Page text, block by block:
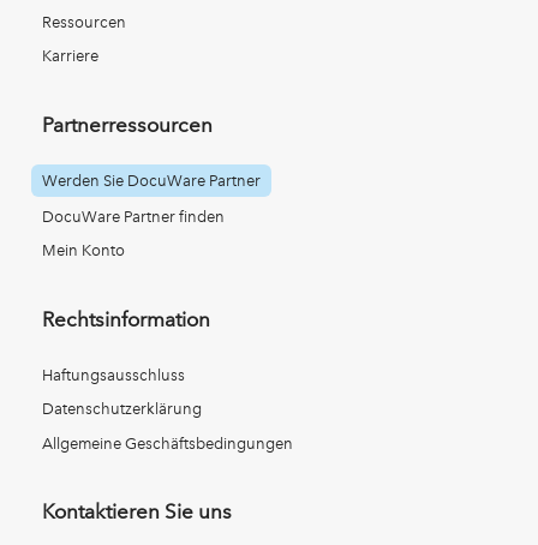
Ressourcen
Karriere
Partnerressourcen
Werden Sie DocuWare Partner
DocuWare Partner finden
Mein Konto
Rechtsinformation
Haftungsausschluss
Datenschutzerklärung
Allgemeine Geschäftsbedingungen
Kontaktieren Sie uns